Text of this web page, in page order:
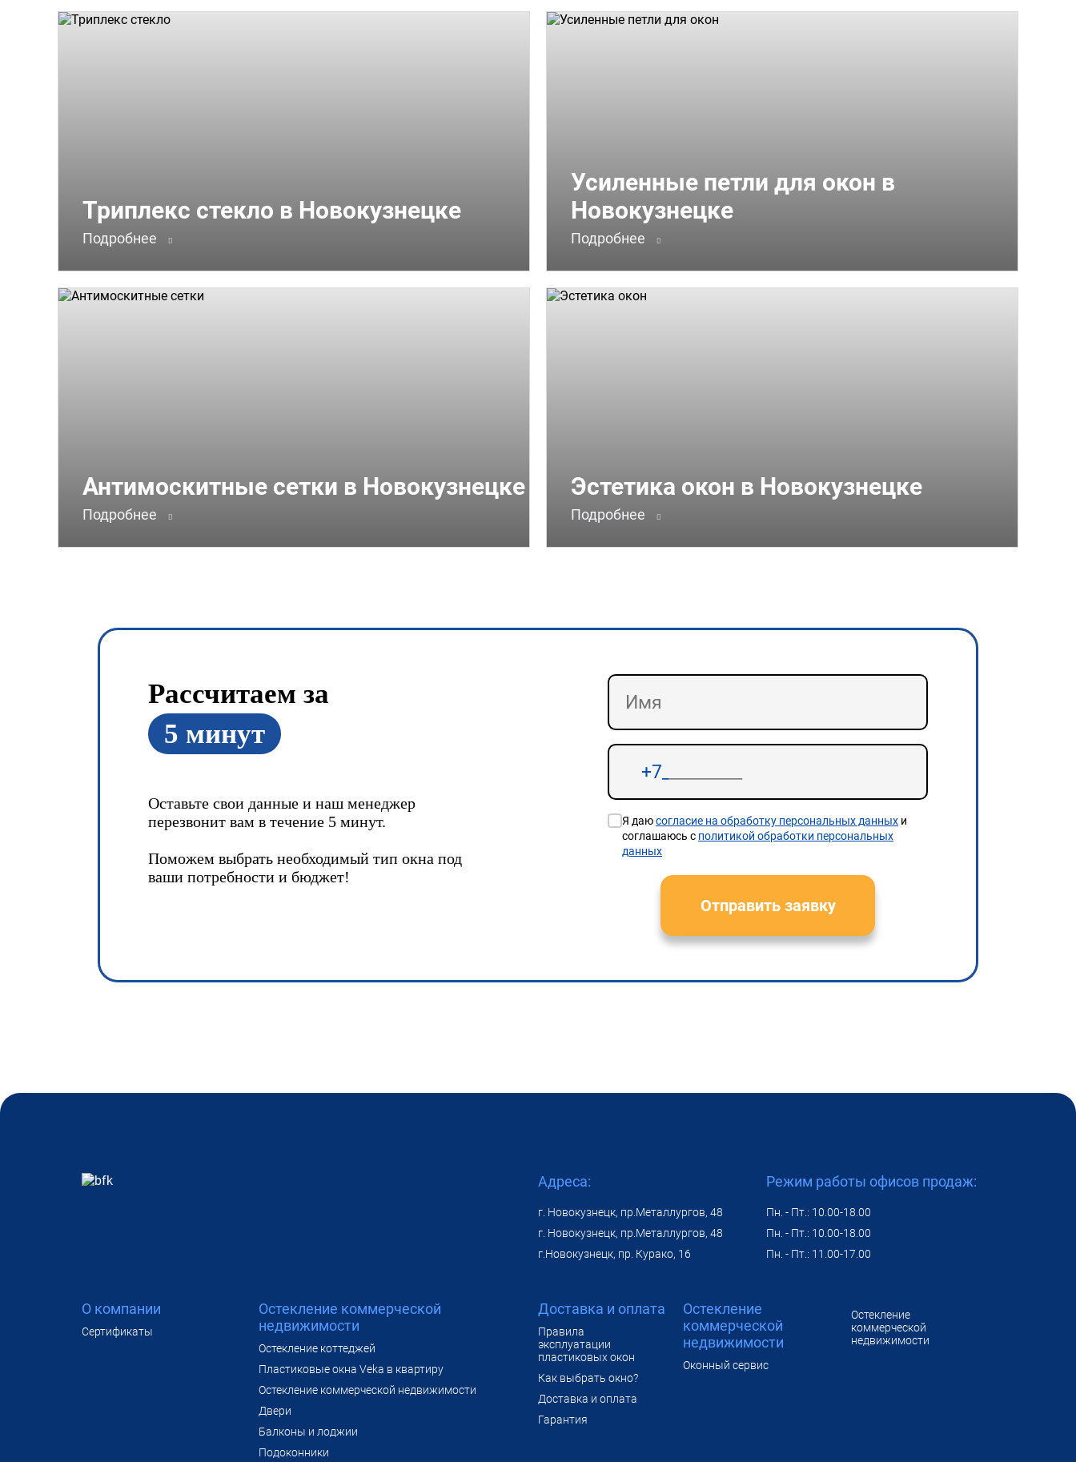
Триплекс стекло в Новокузнецке
Подробнее
Усиленные петли для окон в
Новокузнецке
Подробнее
Антимоскитные сетки в Новокузнецке
Подробнее
Эстетика окон в Новокузнецке
Подробнее
Рассчитаем за
5 минут
Оставьте свои данные и наш менеджер
перезвонит вам в течение 5 минут.
Поможем выбрать необходимый тип окна под
ваши потребности и бюджет!
Я даюсогласие на обработку персональных данных и
соглашаюсь с политикой обработки персональных
данных
Отправить заявку
Адреса:
г. Новокузнецк, пр.Металлургов, 48
г. Новокузнецк, пр.Металлургов, 48
г.Новокузнецк, пр. Курако, 16
Режим работы офисов продаж:
Пн. - Пт.: 10.00-18.00
Пн. - Пт.: 10.00-18.00
Пн. - Пт.: 11.00-17.00
О компании
Сертификаты
Остекление коммерческой
недвижимости
Остекление коттеджей
Пластиковые окна Veka в квартиру
Остекление коммерческой недвижимости
Двери
Балконы и лоджии
Подоконники
Доставка и оплата
Правила
эксплуатации
пластиковых окон
Как выбрать окно?
Доставка и оплата
Гарантия
Остекление
коммерческой
недвижимости
Оконный сервис
Остекление
коммерческой
недвижимости